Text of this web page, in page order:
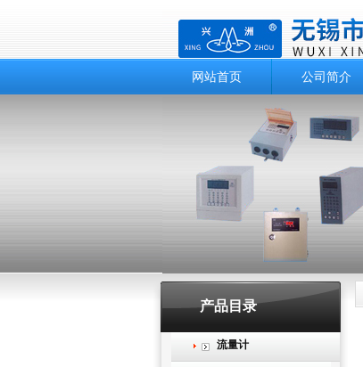
网站首页 公司简介
产品目录
流量计